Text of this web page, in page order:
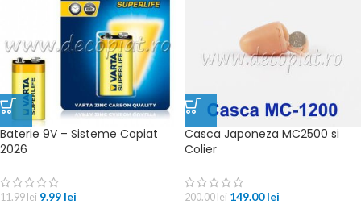
Baterie 9V – Sisteme Copiat
2026
11.99lei 9.99 lei
Casca Japoneza MC2500 si
Colier
200.00lei 149.00lei